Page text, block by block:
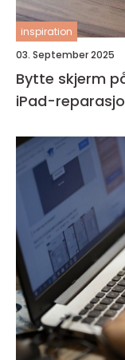
inspiration
03. September 2025
Bytte skjerm
iPad-